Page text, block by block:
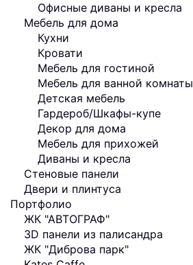
Офисные диваны и кресла
Мебель для дома
Кухни
Кровати
Мебель для гостиной
Мебель для ванной комнаты
Детская мебель
Гардероб/Шкафы-купе
Декор для дома
Мебель для прихожей
Диваны и кресла
Стеновые панели
Двери и плинтуса
Портфолио
ЖК "АВТОГРАФ"
3D панели из палисандра
ЖК "Диброва парк"